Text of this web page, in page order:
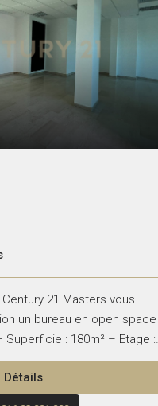
21 Masters vous
un bureau en open space
: 180m² – Etage :
:...
Détails